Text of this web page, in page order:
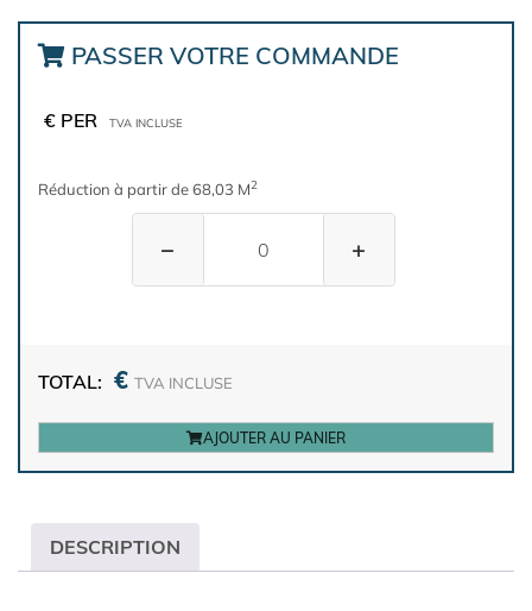
PASSER VOTRE COMMANDE
€ PER TVA INCLUSE
Réduction à partir de 68,03 M2
− +
TOTAL: € TVA INCLUSE
AJOUTER AU PANIER
DESCRIPTION